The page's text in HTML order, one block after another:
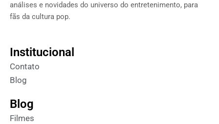
análises e novidades do universo do entretenimento, para
fãs da cultura pop.
Institucional
Contato
Blog
Blog
Filmes